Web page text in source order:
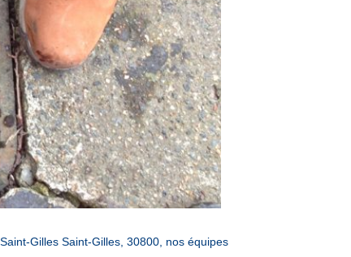
Gilles Saint-Gilles, 30800, nos équipes